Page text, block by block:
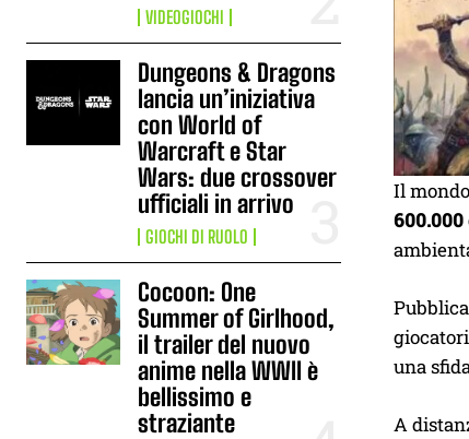
VIDEOGIOCHI
Dungeons & Dragons
lancia un’iniziativa
con World of
Warcraft e Star
Wars: due crossover
ufficiali in arrivo
GIOCHI DI RUOLO
Cocoon: One
Summer of Girlhood,
il trailer del nuovo
anime nella WWII è
bellissimo e
straziante
Il
una
A